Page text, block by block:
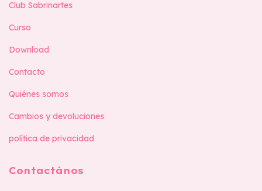
Club Sabrinartes
Curso
Download
Contacto
Quiénes somos
Cambios y devoluciones
política de privacidad
Contactános